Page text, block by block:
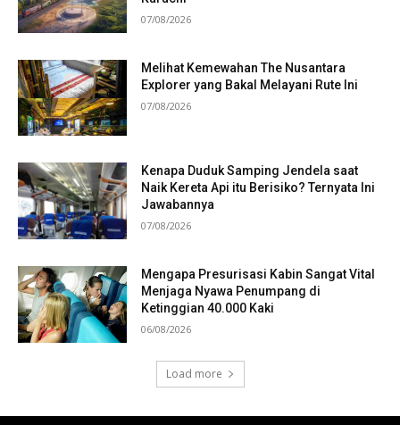
07/08/2026
Melihat Kemewahan The Nusantara
Explorer yang Bakal Melayani Rute Ini
07/08/2026
Kenapa Duduk Samping Jendela saat
Naik Kereta Api itu Berisiko? Ternyata Ini
Jawabannya
07/08/2026
Mengapa Presurisasi Kabin Sangat Vital
Menjaga Nyawa Penumpang di
Ketinggian 40.000 Kaki
06/08/2026
Load more